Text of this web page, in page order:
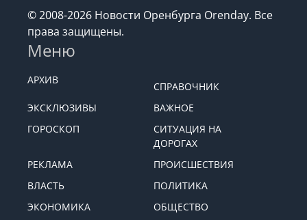
© 2008-2026 Новости Оренбурга Orenday. Все
права защищены.
Меню
АРХИВ
СПРАВОЧНИК
ЭКСКЛЮЗИВЫ
ВАЖНОЕ
ГОРОСКОП
СИТУАЦИЯ НА
ДОРОГАХ
РЕКЛАМА
ПРОИСШЕСТВИЯ
ВЛАСТЬ
ПОЛИТИКА
ЭКОНОМИКА
ОБЩЕСТВО